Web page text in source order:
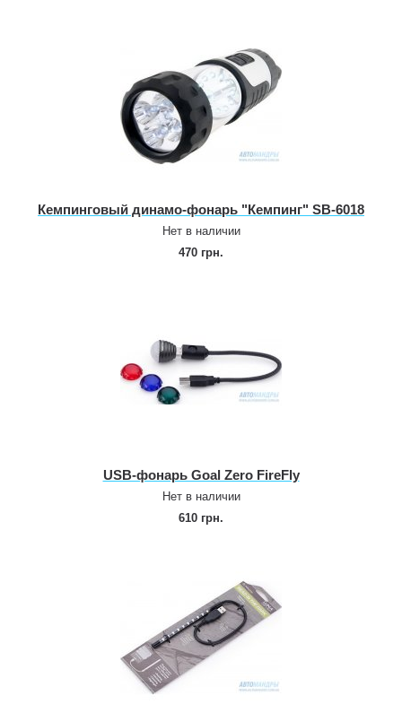
Кемпинговый динамо‑фонарь "Кемпинг" SB‑6018
Нет в наличии
470 грн.
USB‑фонарь Goal Zero FireFly
Нет в наличии
610 грн.